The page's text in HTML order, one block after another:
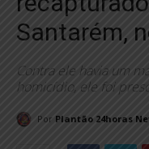
Santarém,
Contra ele havia um
homicídio, ele foi
Por Plantão 24horas